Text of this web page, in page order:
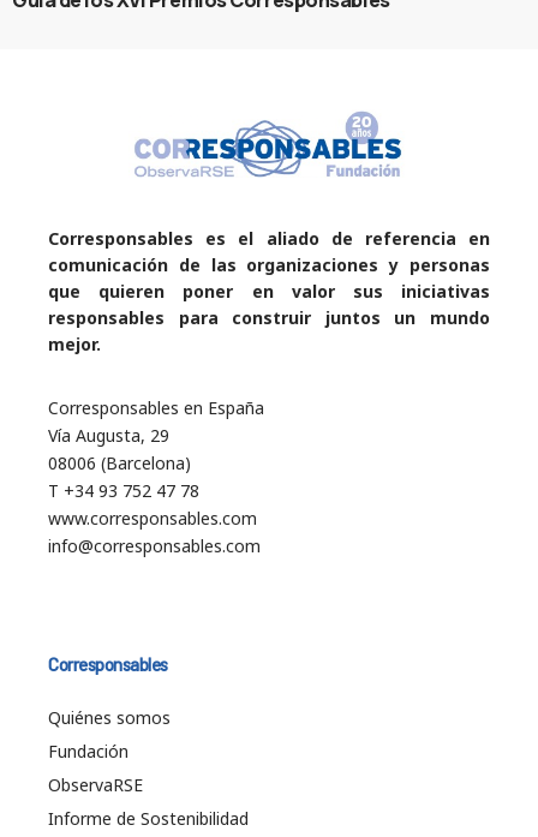
Corresponsables es el aliado de referencia en
comunicación de las organizaciones y personas
que quieren poner en valor sus iniciativas
responsables para construir juntos un mundo
mejor.
Corresponsables en España
Vía Augusta, 29
08006 (Barcelona)
T +34 93 752 47 78
www.corresponsables.com
info@corresponsables.com
Corresponsables
Quiénes somos
Fundación
ObservaRSE
Informe de Sostenibilidad